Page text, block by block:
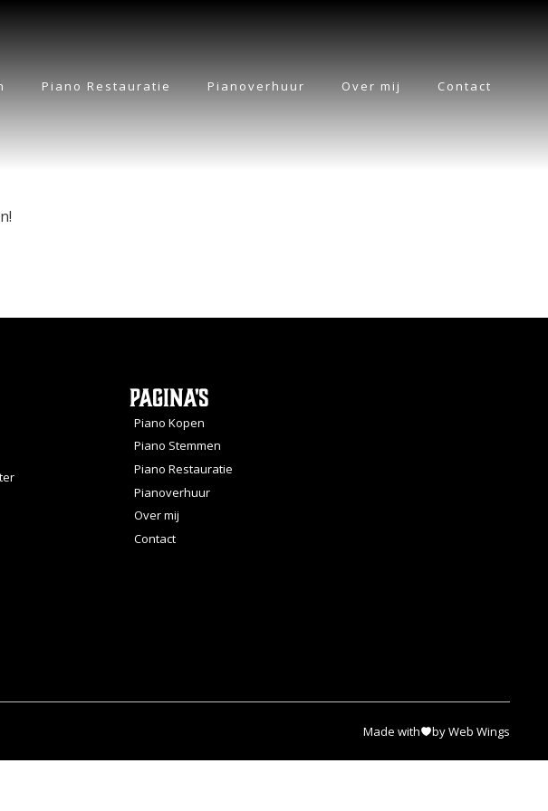
Piano Restauratie Pianoverhuur Over mij Contact
Pagina's
Piano Kopen
Piano Stemmen
Piano Restauratie
Pianoverhuur
Over mij
Contact
Made with by Web Wings